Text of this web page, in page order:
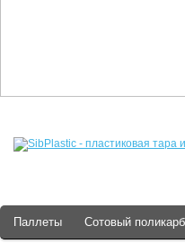
Паллеты Сотовый